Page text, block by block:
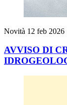
Novità 12 feb 2026
AVVISO DI